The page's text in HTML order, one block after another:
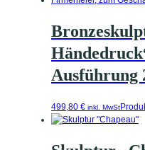
Ausführung
499,80 € inkl. MwSt